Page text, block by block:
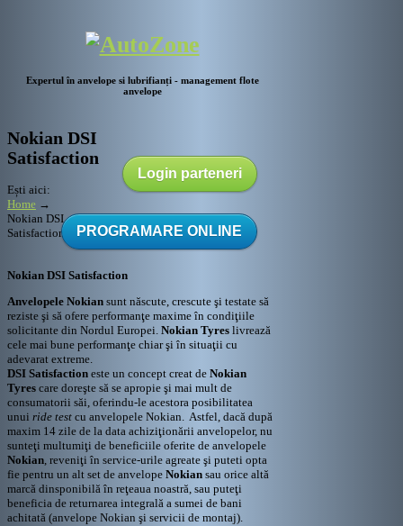
Expertul în anvelope si lubrifianți - management flote
anvelope
Login parteneri
PROGRAMARE ONLINE
Nokian DSI
Satisfaction
Ești aici:
Home →
Nokian DSI
Satisfaction
Nokian DSI Satisfaction
Anvelopele Nokian sunt născute, crescute şi testate să
reziste şi să ofere performanţe maxime în condiţiile
solicitante din Nordul Europei. Nokian Tyres livrează
cele mai bune performanţe chiar şi în situaţii cu
adevarat extreme.
DSI Satisfaction este un concept creat de Nokian
Tyres care doreşte să se apropie şi mai mult de
consumatorii săi, oferindu-le acestora posibilitatea
unui ride test cu anvelopele Nokian. Astfel, dacă după
maxim 14 zile de la data achiziţionării anvelopelor, nu
sunteţi multumiţi de beneficiile oferite de anvelopele
Nokian, reveniţi în service-urile agreate şi puteti opta
fie pentru un alt set de anvelope Nokian sau orice altă
marcă dinsponibilă în reţeaua noastră, sau puteţi
beneficia de returnarea integrală a sumei de bani
achitată (anvelope Nokian şi servicii de montaj).